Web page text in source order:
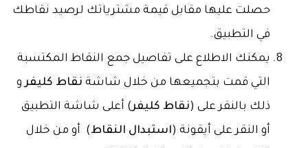
حصلت عليها مقابل قيمة مشترياتك لرصيد نقاطك
في التطبيق.
يمكنك الاطلاع على تفاصيل جمع النقاط المكتسبة
التي قمت بتجميعها من خلال شاشة نقاط كليفرو
ذلك بالنقر على (نقاط كليفر) أعلى شاشة التطبيق
أو النقر على أيقونة (استبدال النقاط) أو من خلال